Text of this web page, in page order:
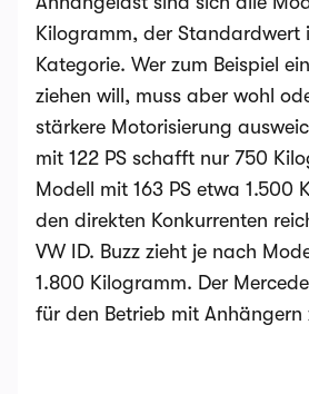
Kilogramm, der Standardwert
Kategorie. Wer zum Beispiel
ziehen will, muss aber wohl
stärkere Motorisierung
mit 122 PS schafft nur 750
Modell mit 163 PS etwa 1.500
den direkten Konkurrenten
VW ID. Buzz zieht je nach
1.800 Kilogramm. Der
für den Betrieb mit Anhängern